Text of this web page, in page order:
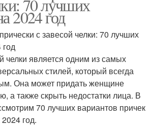
70 лучших
2024 год
с завесой челки: 70 лучших
челки является одним из самых
стилей, который всегда
Она может придать женщине
а также скрыть недостатки лица. В
70 лучших вариантов причек
год.